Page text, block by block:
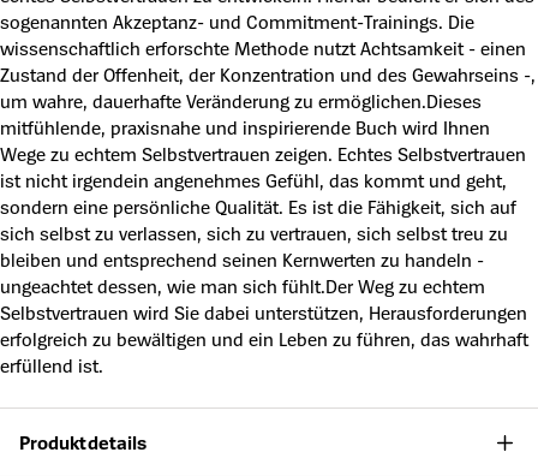
sogenannten Akzeptanz- und Commitment-Trainings. Die
wissenschaftlich erforschte Methode nutzt Achtsamkeit - einen
Zustand der Offenheit, der Konzentration und des Gewahrseins -,
um wahre, dauerhafte Veränderung zu ermöglichen.Dieses
mitfühlende, praxisnahe und inspirierende Buch wird Ihnen
Wege zu echtem Selbstvertrauen zeigen. Echtes Selbstvertrauen
ist nicht irgendein angenehmes Gefühl, das kommt und geht,
sondern eine persönliche Qualität. Es ist die Fähigkeit, sich auf
sich selbst zu verlassen, sich zu vertrauen, sich selbst treu zu
bleiben und entsprechend seinen Kernwerten zu handeln -
ungeachtet dessen, wie man sich fühlt.Der Weg zu echtem
Selbstvertrauen wird Sie dabei unterstützen, Herausforderungen
erfolgreich zu bewältigen und ein Leben zu führen, das wahrhaft
erfüllend ist.
Produktdetails